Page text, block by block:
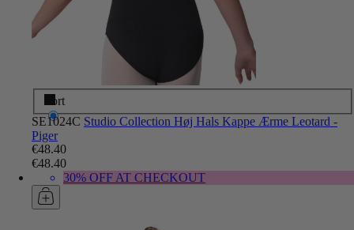
Sort
SE1024C Studio Collection Høj Hals Kappe Ærme Leotard -
Piger
€48.40
€48.40
30% OFF AT CHECKOUT